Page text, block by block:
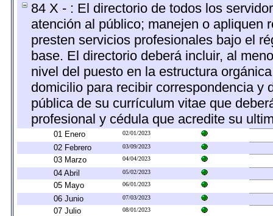
84 X - : El directorio de todos los
atención al público; manejen o apliquen
presten servicios profesionales bajo el
base. El directorio deberá incluir, al
nivel del puesto en la estructura
domicilio para recibir correspondencia y
pública de su currículum vitae que
profesional y cédula que acredite su
01 Enero 02/01/2023
02 Febrero 03/09/2023
03 Marzo 04/04/2023
04 Abril 05/02/2023
05 Mayo 06/01/2023
06 Junio 07/03/2023
07 Julio 08/01/2023